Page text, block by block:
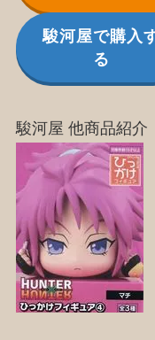
駿河屋で購入
る
駿河屋 他商品紹介